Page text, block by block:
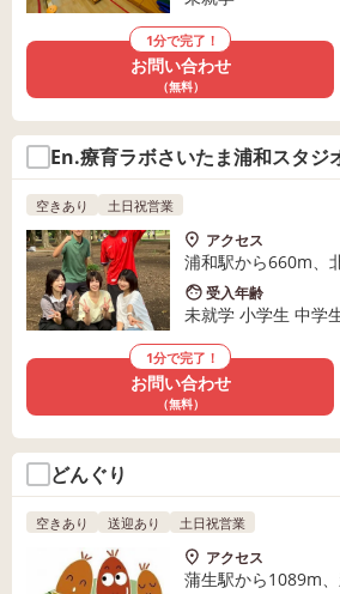
1分で完了！
お問い合わせ
（無料）
En.療育ラボさいたま浦和スタジ
空きあり 土日祝営業
アクセス
浦和駅から660m、
受入年齢
未就学 小学生 中学
1分で完了！
お問い合わせ
（無料）
どんぐり
空きあり 送迎あり 土日祝営業
アクセス
蒲生駅から1089m